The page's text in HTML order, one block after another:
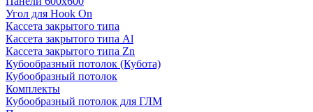
Угол для Hook On
Кассета закрытого типа
Кассета закрытого типа Al
Кассета закрытого типа Zn
Кубообразный потолок (Кубота)
Кубообразный потолок
Комплекты
Кубообразный потолок для ГЛМ